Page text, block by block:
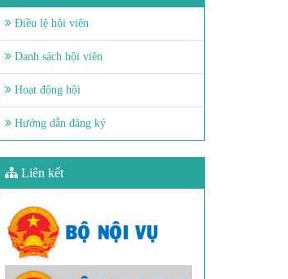
Điều lệ hội viên
Danh sách hội viên
Hoạt động hội
Hướng dẫn đăng ký
Liên kết